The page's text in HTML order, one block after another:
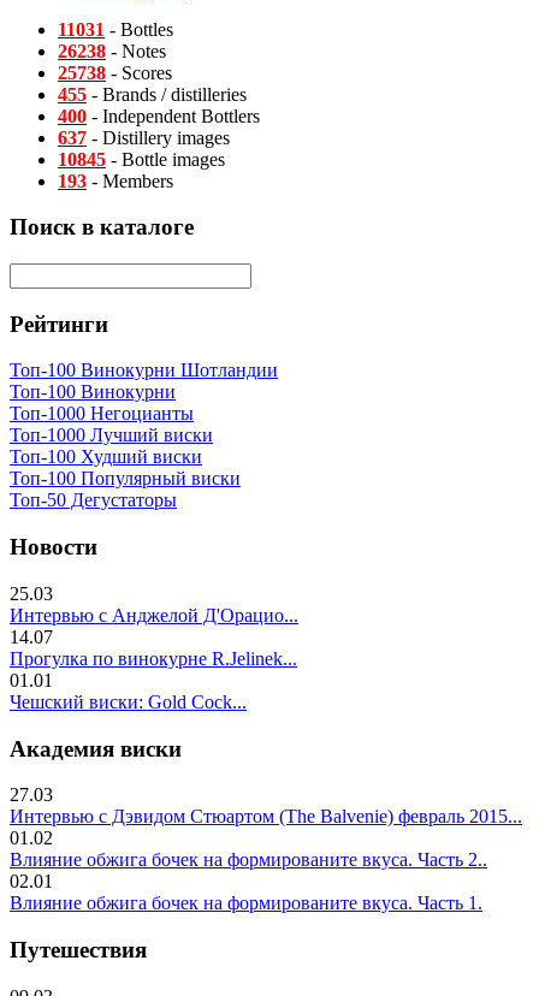
11031 - Bottles
26238 - Notes
25738 - Scores
455 - Brands / distilleries
400 - Independent Bottlers
637 - Distillery images
10845 - Bottle images
193 - Members
Поиск в каталоге
Рейтинги
Топ-100 Винокурни Шотландии
Топ-100 Винокурни
Топ-1000 Негоцианты
Топ-1000 Лучший виски
Топ-100 Худший виски
Топ-100 Популярный виски
Топ-50 Дегустаторы
Новости
25.03
Интервью с Анджелой Д'Орацио...
14.07
Прогулка по винокурне R.Jelinek...
01.01
Чешский виски: Gold Cock...
Академия виски
27.03
Интервью с Дэвидом Стюартом (The Balvenie) февраль 2015...
01.02
Влияние обжига бочек на формированите вкуса. Часть 2..
02.01
Влияние обжига бочек на формированите вкуса. Часть 1.
Путешествия